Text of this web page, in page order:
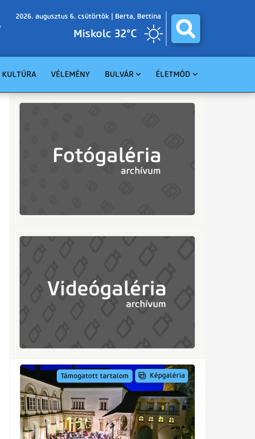
2026. augusztus 6. csütörtök | Berta, Bettina
Miskolc 32°C
KULTÚRA VÉLEMÉNY BULVÁR
BALESET
ÉLETMÓD
GASZTRO
TUDOMÁNY
KÖRNYEZET
Támogatott tartalom Képgaléria